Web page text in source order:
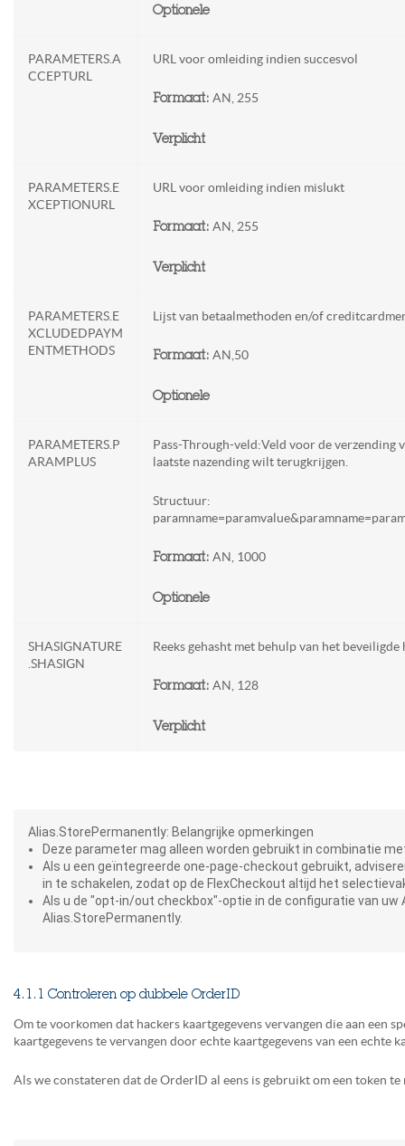
Optionele
PARAMETERS.A
CCEPTURL
URL voor omleiding indien succesvol
Formaat: AN, 255
Verplicht
PARAMETERS.E
XCEPTIONURL
URL voor omleiding indien mislukt
Formaat: AN, 255
Verplicht
PARAMETERS.E
XCLUDEDPAYM
ENTMETHODS
Lijst van betaalmethoden en/of
Formaat: AN,50
Optionele
PARAMETERS.P
ARAMPLUS
Pass-Through-veld:Veld voor de verzending
laatste nazending wilt terugkrijgen.
Structuur:
Formaat: AN, 1000
Optionele
SHASIGNATURE
.SHASIGN
Reeks gehasht met behulp van het
Formaat: AN, 128
Verplicht
Alias.StorePermanently: Belangrijke opmerkingen
Deze parameter mag alleen worden gebruikt in combinatie
Als u een geïntegreerde one-page-checkout gebruikt,
in te schakelen, zodat op de FlexCheckout altijd het
Als u de "opt-in/out checkbox"-optie in de configuratie van
Alias.StorePermanently.
4.1.1 Controleren op dubbele OrderID
Om te voorkomen dat hackers kaartgegevens vervangen die aan een
kaartgegevens te vervangen door echte kaartgegevens van een
Als we constateren dat de OrderID al eens is gebruikt om een token